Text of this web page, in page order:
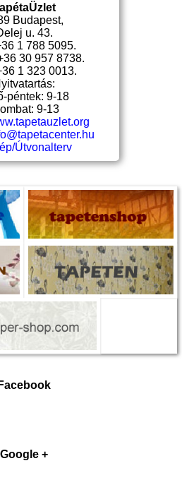
Budapest,
u. 43.
1 788 5095.
30 957 8738.
1 323 0013.
péntek: 9-18
9-13
Útvonalterv
Facebook
Google +